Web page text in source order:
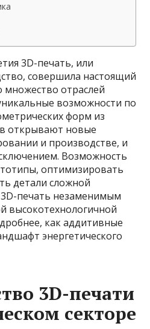
3D-печать, или
совершила настоящий
отраслей
возможности по
форм из
открывают новые
и производстве, и
Возможность
оптимизировать
детали сложной
печать незаменимым
высокотехнологичной
как аддитивные
энергетического
3D-печати
секторе